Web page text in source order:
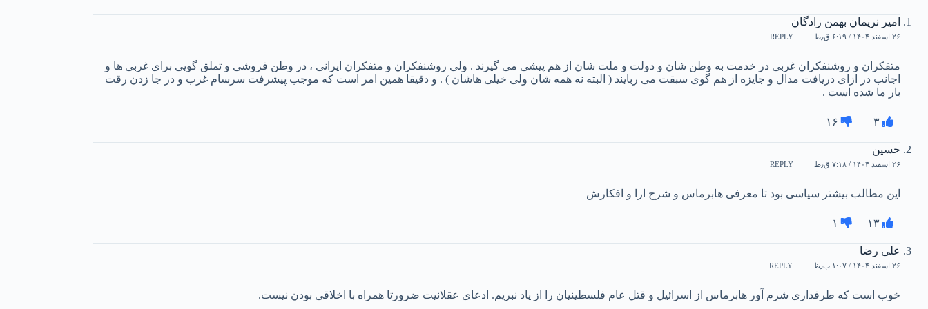
امیر نریمان بهمن زادگان
۲۶ اسفند ۱۴۰۴ / ۶:۱۹ ق٫ظ REPLY
متفکران و روشنفکران غربی در خدمت به وطن شان و دولت و ملت شان از هم پیشی می گیرند . ولی روشنفکران و متفکران ایرانی ، در وطن فروشی و تملق گویی برای غربی ها و
اجانب در ازای دریافت مدال و جایزه از هم گوی سبقت می ربایند ( البته نه همه شان ولی خیلی هاشان ) . و دقیقا همین امر است که موجب پیشرفت سرسام غرب و در جا زدن رقت
بار ما شده است .
۳ ۱۶
حسین
۲۶ اسفند ۱۴۰۴ / ۷:۱۸ ق٫ظ REPLY
این مطالب بیشتر سیاسی بود تا معرفی هابرماس و شرح ارا و افکارش
۱۳ ۱
علی رضا
۲۶ اسفند ۱۴۰۴ / ۱:۰۷ ب٫ظ REPLY
خوب است که طرفداری شرم آور هابرماس از اسرائیل و قتل عام فلسطینیان را از یاد نبریم. ادعای عقلانیت ضرورتا همراه با اخلاقی بودن نیست.